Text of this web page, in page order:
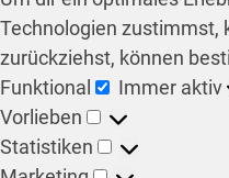
Technologien zustimmst,
zurückziehst, können
Funktional
Immer aktiv
Vorlieben
Statistiken